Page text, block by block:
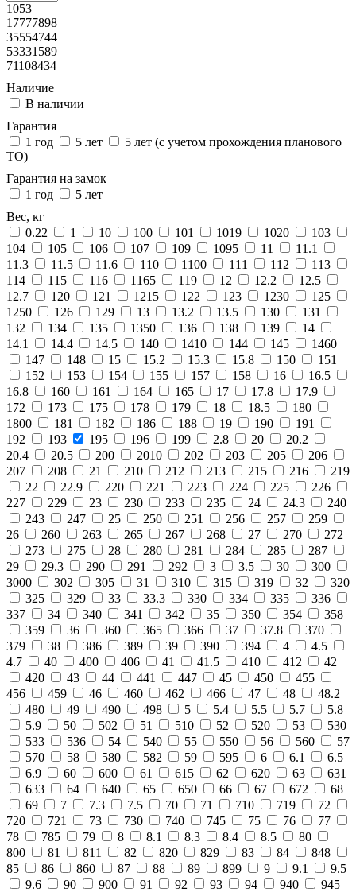
1053
17777898
35554744
53331589
71108434
Наличие
В наличии
Гарантия
1 год
5 лет
5 лет (с учетом прохождения планового
ТО)
Гарантия на замок
1 год
5 лет
Вес, кг
0.22
1 10 100 101 1019 1020
103
104
105 106 107 109 1095 11
11.1
11.3
11.5 11.6 110 1100 111 112
113
114
115 116 1165 119 12 12.2
12.5
12.7
120 121 1215 122 123 1230
125
1250
126 129 13 13.2 13.5 130
131
132
134 135 1350 136 138 139
14
14.1
14.4 14.5 140 1410 144 145
1460
147
148 15 15.2 15.3 15.8 150
151
152
153 154 155 157 158 16
16.5
16.8
160 161 164 165 17 17.8
17.9
172
173 175 178 179 18 18.5
180
1800
181 182 186 188 19 190
191
192
193 195 196 199 2.8 20
20.2
20.4
20.5 200 2010 202 203 205
206
207
208 21 210 212 213 215 216
219
22
22.9 220 221 223 224 225
226
227
229 23 230 233 235 24 24.3
240
243
247 25 250 251 256 257
259
26
260 263 265 267 268 27 270
272
273
275 28 280 281 284 285
287
29
29.3 290 291 292 3 3.5 30
300
3000
302 305 31 310 315 319 32
320
325
329 33 33.3 330 334 335
336
337
34 340 341 342 35 350 354
358
359
36 360 365 366 37 37.8
370
379
38 386 389 39 390 394 4
4.5
4.7
40 400 406 41 41.5 410 412
42
420
43 44 441 447 45 450
455
456
459 46 460 462 466 47 48
48.2
480
49 490 498 5 5.4 5.5 5.7
5.8
5.9
50 502 51 510 52 520 53
530
533
536 54 540 55 550 56 560
57
570
58 580 582 59 595 6 6.1
6.5
6.9
60 600 61 615 62 620 63
631
633
64 640 65 650 66 67 672
68
69
7 7.3 7.5 70 71 710 719
72
720
721 73 730 740 745 75 76
77
78
785 79 8 8.1 8.3 8.4 8.5
80
800
81 811 82 820 829 83 84
848
85
86 860 87 88 89 899 9 9.1
9.5
9.6
90 900 91 92 93 94 940
945